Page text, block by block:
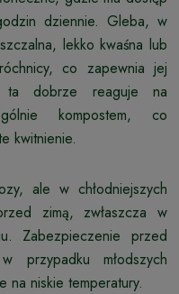
dziennie. Gleba, w
lekko kwaśna lub
co zapewnia jej
ta dobrze reaguje na
kompostem, co
kwitnienie.
ale w chłodniejszych
zimą, zwłaszcza w
Zabezpieczenie przed
przypadku młodszych
na niskie temperatury.